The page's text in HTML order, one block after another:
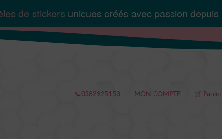
de stickers uniques créés avec passion depuis
📞0582925153 MON COMPTE 🛒 Panier